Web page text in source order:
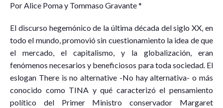
Por Alice Poma y Tommaso Gravante *
El discurso hegemónico de la última década del siglo XX, en
todo el mundo, promovió sin cuestionamiento la idea de que
el mercado, el capitalismo, y la globalización, eran
fenómenos necesarios y beneficiosos para toda sociedad. El
eslogan There is no alternative -No hay alternativa- o más
conocido como TINA y qué caracterizó el pensamiento
político del Primer Ministro conservador Margaret